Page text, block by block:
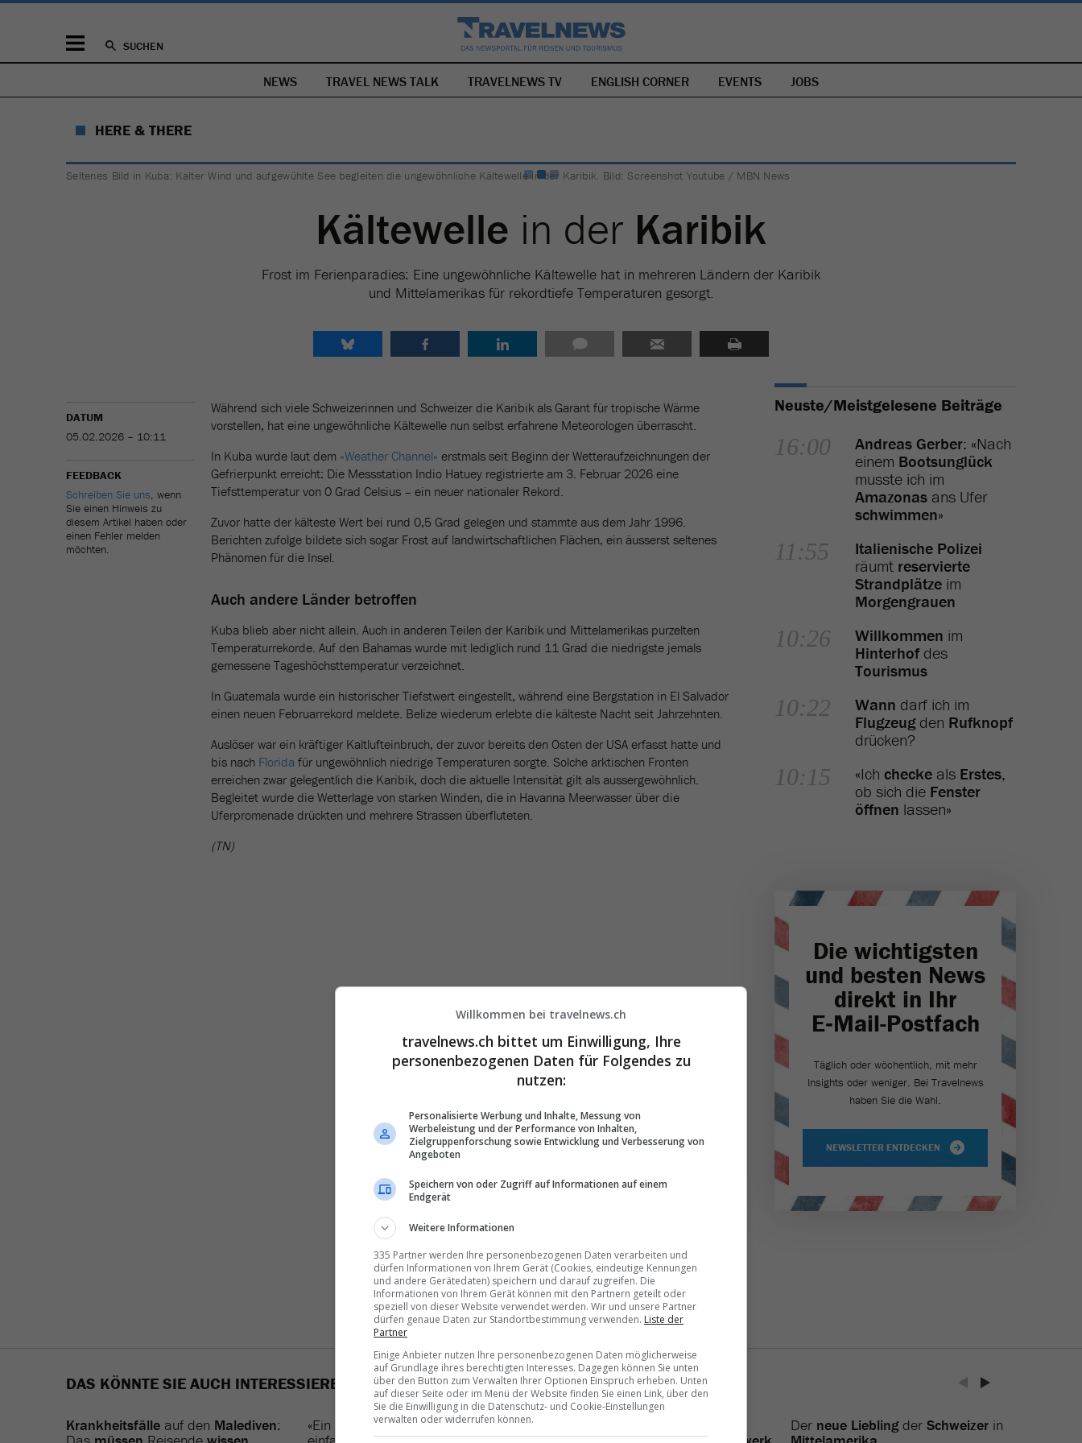
SUCHEN
NAVIGATION
ÜBERSPRINGEN
NEWS TRAVEL NEWS TALK TRAVELNEWS TV ENGLISH CORNER EVENTS JOBS
HERE & THERE
Seltenes Bild in Kuba: Kalter Wind und aufgewühlte See begleiten die ungewöhnliche Kältewelle in der Karibik. Bild: Screenshot Youtube / MBN News
Kältewelle in der Karibik
Frost im Ferienparadies: Eine ungewöhnliche Kältewelle hat in mehreren Ländern der Karibik
und Mittelamerikas für rekordtiefe Temperaturen gesorgt.
DATUM
05.02.2026 – 10:11
FEEDBACK
Schreiben Sie uns, wenn
Sie einen Hinweis zu
diesem Artikel haben oder
einen Fehler melden
möchten.
Während sich viele Schweizerinnen und Schweizer die Karibik als Garant für tropische Wärme
vorstellen, hat eine ungewöhnliche Kältewelle nun selbst erfahrene Meteorologen überrascht.
In Kuba wurde laut dem «Weather Channel» erstmals seit Beginn der Wetteraufzeichnungen der
Gefrierpunkt erreicht: Die Messstation Indio Hatuey registrierte am 3. Februar 2026 eine
Tiefsttemperatur von 0 Grad Celsius – ein neuer nationaler Rekord.
Zuvor hatte der kälteste Wert bei rund 0,5 Grad gelegen und stammte aus dem Jahr 1996.
Berichten zufolge bildete sich sogar Frost auf landwirtschaftlichen Flächen, ein äusserst seltenes
Phänomen für die Insel.
Auch andere Länder betroffen
Kuba blieb aber nicht allein. Auch in anderen Teilen der Karibik und Mittelamerikas purzelten
Temperaturrekorde. Auf den Bahamas wurde mit lediglich rund 11 Grad die niedrigste jemals
gemessene Tageshöchsttemperatur verzeichnet.
In Guatemala wurde ein historischer Tiefstwert eingestellt, während eine Bergstation in El Salvador
einen neuen Februarrekord meldete. Belize wiederum erlebte die kälteste Nacht seit Jahrzehnten.
Auslöser war ein kräftiger Kaltlufteinbruch, der zuvor bereits den Osten der USA erfasst hatte und
bis nach Florida für ungewöhnlich niedrige Temperaturen sorgte. Solche arktischen Fronten
erreichen zwar gelegentlich die Karibik, doch die aktuelle Intensität gilt als aussergewöhnlich.
Begleitet wurde die Wetterlage von starken Winden, die in Havanna Meerwasser über die
Uferpromenade drückten und mehrere Strassen überfluteten.
(TN)
Neuste/Meistgelesene Beiträge
16:00 Andreas Gerber: «Nach
einem Bootsunglück
musste ich im
Amazonas ans Ufer
schwimmen»
11:55
Italienische Polizei
räumt reservierte
Strandplätze im
Morgengrauen
10:26 Willkommen im
Hinterhof des
Tourismus
10:22 Wann darf ich im
Flugzeugden Rufknopf
drücken?
10:15 «Ich checke als Erstes,
ob sich die Fenster
öffnen lassen»
Die wichtigsten
und besten News
direkt in Ihr
E‑Mail-Postfach
Täglich oder wöchentlich, mit mehr
Insights oder weniger. Bei Travel­news
haben Sie die Wahl.
NEWSLETTER ENTDECKEN
DAS KÖNNTE SIE AUCH INTERESSIEREN
Krankheitsfälle auf den Malediven:
«Ein Kreuzfahrtschiffkannnicht
Der neue Lieblingder Schweizer in
Willkommen bei travelnews.ch
travelnews.ch bittet um Einwilligung, Ihre
personenbezogenen Daten für Folgendes zu
nutzen:
Personalisierte Werbung und Inhalte, Messung von
Werbeleistung und der Performance von Inhalten,
Zielgruppenforschung sowie Entwicklung und Verbesserung von
Angeboten
Speichern von oder Zugriff auf Informationen auf einem
Endgerät
Weitere Informationen
335 Partner werden Ihre personenbezogenen Daten verarbeiten und
dürfen Informationen von Ihrem Gerät (Cookies, eindeutige Kennungen
und andere Gerätedaten) speichern und darauf zugreifen. Die
Informationen von Ihrem Gerät können mit den Partnern geteilt oder
speziell von dieser Website verwendet werden. Wir und unsere Partner
dürfen genaue Daten zur Standortbestimmung verwenden. Liste der
Partner
Einige Anbieter nutzen Ihre personenbezogenen Daten möglicherweise
auf Grundlage ihres berechtigten Interesses. Dagegen können Sie unten
über den Button zum Verwalten Ihrer Optionen Einspruch erheben. Unten
auf dieser Seite oder im Menü der Website finden Sie einen Link, über den
Sie die Einwilligung in die Datenschutz- und Cookie-Einstellungen
verwalten oder widerrufen können.